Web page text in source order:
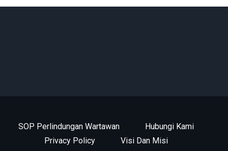
SOP Perlindungan Wartawan
Hubungi Kami
Privacy Policy
Visi Dan Misi